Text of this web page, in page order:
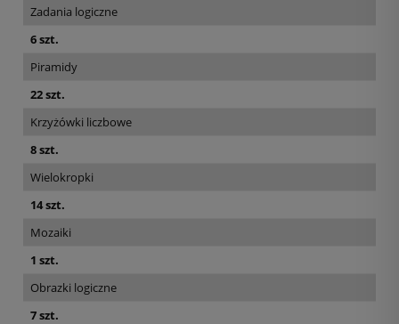
Zadania logiczne
6 szt.
Piramidy
22 szt.
Krzyżówki liczbowe
8 szt.
Wielokropki
14 szt.
Mozaiki
1 szt.
Obrazki logiczne
7 szt.